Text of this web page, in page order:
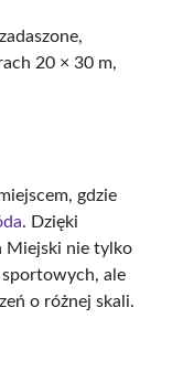
20 × 30 m,
gdzie
. Dzięki
Miejski nie tylko
ale
o różnej skali.